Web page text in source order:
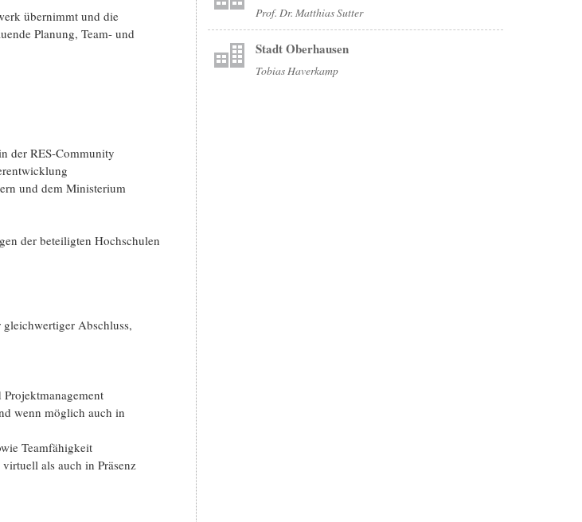
übernimmt und die
Planung, Team- und
der RES-Community
und dem Ministerium
der beteiligten Hochschulen
gleichwertiger Abschluss,
wenn möglich auch in
Teamfähigkeit
als auch in Präsenz
Prof. Dr. Matthias Sutter
Stadt Oberhausen
Tobias Haverkamp